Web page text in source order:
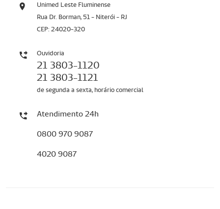
Unimed Leste Fluminense
Rua Dr. Borman, 51 - Niterói - RJ
CEP: 24020-320
Ouvidoria
21 3803-1120
21 3803-1121
de segunda a sexta, horário comercial
Atendimento 24h
0800 970 9087
4020 9087